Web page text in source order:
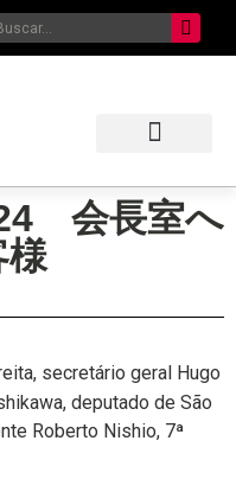
会長室へ
様
secretário geral Hugo
deputado de São
Roberto Nishio, 7ª